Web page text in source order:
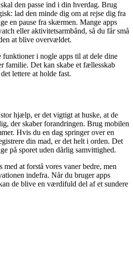
den passe ind i din hverdag. Brug
lad den minde dig om at rejse dig fra
en pause fra skærmen. Mange apps
eller aktivitetsarmbånd, så du får små
at blive overvældet.
funktioner i nogle apps til at dele dine
familie. Det kan skabe et fællesskab
lettere at holde fast.
hjælp, er det vigtigt at huske, at de
der skaber forandringen. Brug mobilen
Hvis du en dag springer over en
din mad, er det helt i orden. Det
på sporet uden dårlig samvittighed.
at forstå vores vaner bedre, men
indefra. Når du bruger apps
de blive en værdifuld del af et sundere